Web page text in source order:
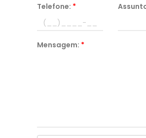
Telefone: *
Mensagem: *